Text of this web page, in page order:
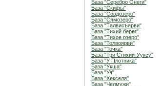
База "Серебро Онеги"
База "Скифы"
База "Совдозеро"
База "Сямозеро"
База "Талвисъярви"
База "Тихий берег"
База "Тихое озеро"
База "Толвоярви"
База "Точка"
База "Три Стихии-Ууксу"
База "У Плотника"
База "Укша"
База "Уя"
База "Хекселя"
База "Челмужи"